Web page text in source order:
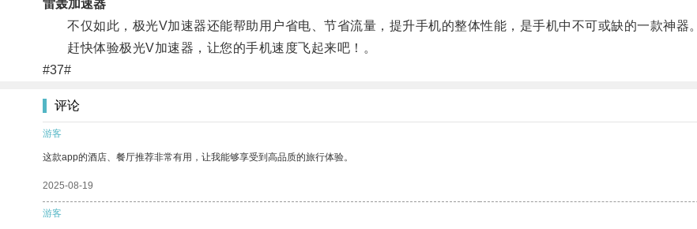
雷轰加速器
不仅如此，极光V加速器还能帮助用户省电、节省流量，提升手机的整体性能，是手机中不可或缺的一款神器。
赶快体验极光V加速器，让您的手机速度飞起来吧！。
#37#
评论
游客
这款app的酒店、餐厅推荐非常有用，让我能够享受到高品质的旅行体验。
2025-08-19
游客